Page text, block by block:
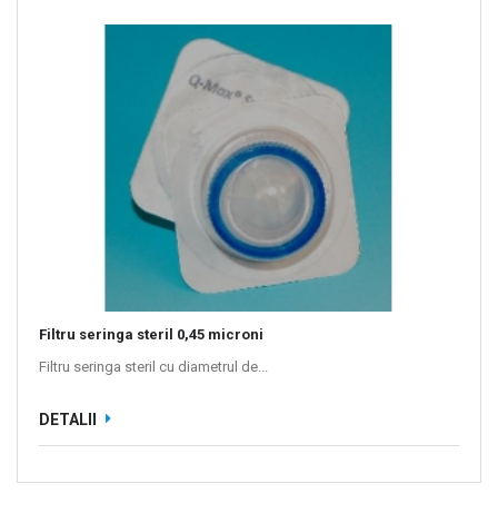
Filtru seringa steril 0,45 microni
Filtru seringa steril cu diametrul de...
DETALII